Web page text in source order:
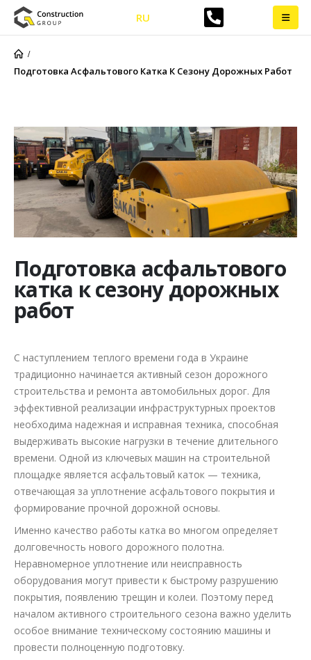
RU
Подготовка Асфальтового Катка К Сезону Дорожных Работ
Подготовка асфальтового
катка к сезону дорожных
работ
С наступлением теплого времени года в Украине
традиционно начинается активный сезон дорожного
строительства и ремонта автомобильных дорог. Для
эффективной реализации инфраструктурных проектов
необходима надежная и исправная техника, способная
выдерживать высокие нагрузки в течение длительного
времени. Одной из ключевых машин на строительной
площадке является асфальтовый каток — техника,
отвечающая за уплотнение асфальтового покрытия и
формирование прочной дорожной основы.
Именно качество работы катка во многом определяет
долговечность нового дорожного полотна.
Неравномерное уплотнение или неисправность
оборудования могут привести к быстрому разрушению
покрытия, появлению трещин и колеи. Поэтому перед
началом активного строительного сезона важно уделить
особое внимание техническому состоянию машины и
провести полноценную подготовку.